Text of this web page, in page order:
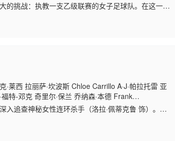
的挑战：执教一支乙级联赛的女子足球队。在这一季
的机会。
·莱西 拉丽萨·坎波斯 Chloe Carrillo A·J·帕拉托雷 亚
特-邓克 奇里尔·保兰 乔纳森·本德 Frank
追查神秘女性连环杀手（洛拉·佩蒂克鲁 饰）。每